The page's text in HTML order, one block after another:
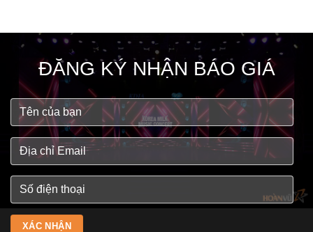
ĐĂNG KÝ NHẬN BÁO GIÁ